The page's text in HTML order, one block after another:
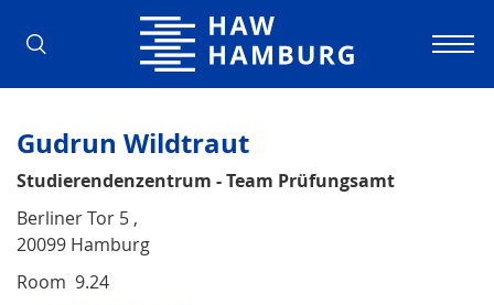
Hamburg University of Applied
Gudrun Wildtraut
Studierendenzentrum - Team Prüfungsamt
Berliner Tor 5 ,
20099 Hamburg
Room 9.24